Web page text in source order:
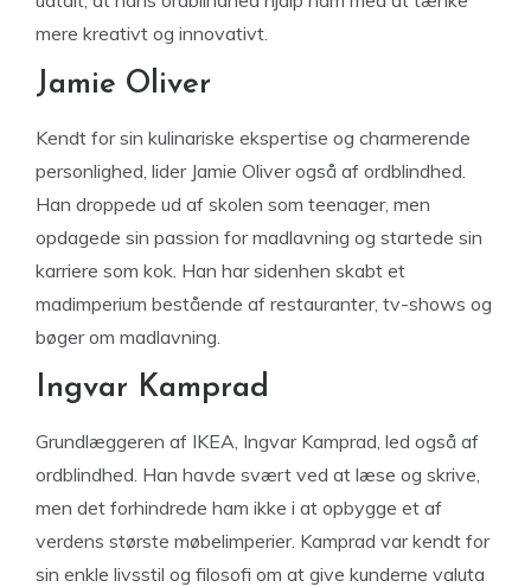
mere kreativt og innovativt.
Jamie Oliver
Kendt for sin kulinariske ekspertise og charmerende
personlighed, lider Jamie Oliver også af ordblindhed.
Han droppede ud af skolen som teenager, men
opdagede sin passion for madlavning og startede sin
karriere som kok. Han har sidenhen skabt et
madimperium bestående af restauranter, tv-shows og
bøger om madlavning.
Ingvar Kamprad
Grundlæggeren af IKEA, Ingvar Kamprad, led også af
ordblindhed. Han havde svært ved at læse og skrive,
men det forhindrede ham ikke i at opbygge et af
verdens største møbelimperier. Kamprad var kendt for
sin enkle livsstil og filosofi om at give kunderne valuta